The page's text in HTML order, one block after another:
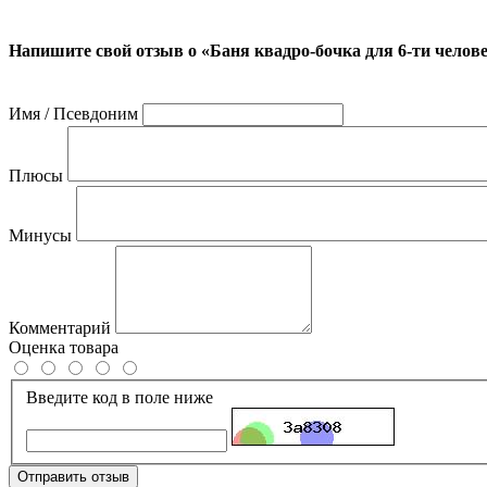
Напишите свой отзыв о «Баня квадро-бочка для 6-ти
Имя / Псевдоним
Плюсы
Минусы
Комментарий
Оценка товара
Введите код в поле ниже
Отправить отзыв